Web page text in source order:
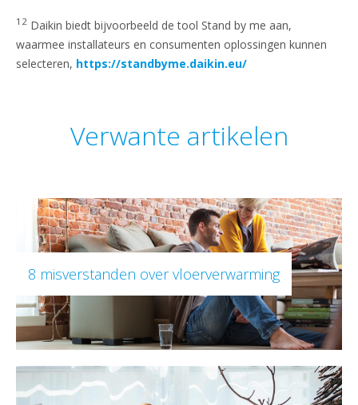
12 Daikin biedt bijvoorbeeld de tool Stand by me aan,
waarmee installateurs en consumenten oplossingen kunnen
selecteren, https://standbyme.daikin.eu/
Verwante artikelen
8 misverstanden over vloerverwarming